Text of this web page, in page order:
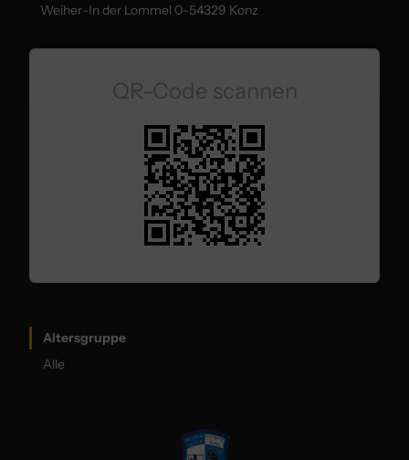
Weiherㅤ-ㅤIn der Lommel 0ㅤ-ㅤ54329 Konz
QR-Code scannen
Altersgruppe
Alle